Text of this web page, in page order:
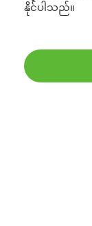
နိုင်ပါသည်။